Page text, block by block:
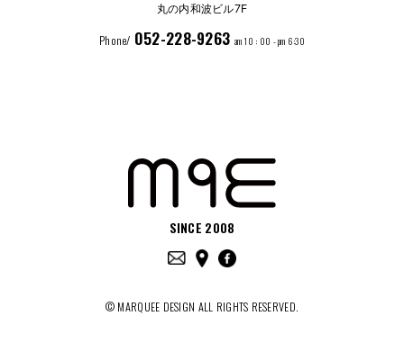
丸の内和波ビル7F
Phone/ 052-228-9263 am 10 : 00 - pm 6:30
SINCE 2008
© MARQUEE DESIGN ALL RIGHTS RESERVED.